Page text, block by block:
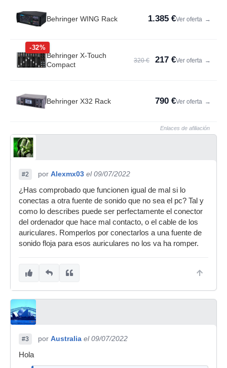
Behringer WING Rack 1.385 €Ver oferta →
-32%
Behringer X-Touch
Compact
320 € 217 €Ver oferta →
Behringer X32 Rack 790 €Ver oferta →
Enlaces de afiliación
#2 por Alexmx03 el 09/07/2022
¿Has comprobado que funcionen igual de mal si lo
conectas a otra fuente de sonido que no sea el pc? Tal y
como lo describes puede ser perfectamente el conector
del ordenador que hace mal contacto, o el cable de los
auriculares. Romperlos por conectarlos a una fuente de
sonido floja para esos auriculares no los va ha romper.
#3 por Australia el 09/07/2022
Hola